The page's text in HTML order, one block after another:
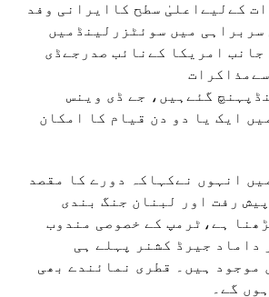
کےلیےاعلیٰ سطح کاایرانی وفد
سربراہی میں سوئٹزرلینڈمیں
جانب امریکا کےنائب صدرجےڈی
گئےہیں، جے ڈی وینس
ایک یا دو دن قیام کا امکان
انہوں نےکہاکہ دورے کا مقصد
رفت اور لبنان جنگ بندی
ہے،ٹرمپ کے خصوصی مندوب
داماد جیرڈ کشنر پہلے ہی
موجود ہیں۔ قطری نمائندے بھی
گے۔